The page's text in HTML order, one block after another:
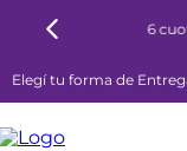
6
Elegí tu forma de